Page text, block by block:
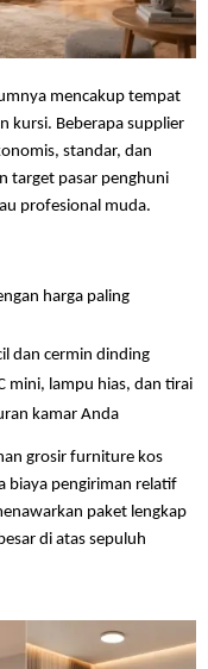
mencakup tempat
kursi. Beberapa supplier
standar, dan
target pasar penghuni
profesional muda.
harga paling
dan cermin dinding
mini, lampu hias, dan tirai
kamar Anda
grosir furniture kos
biaya pengiriman relatif
paket lengkap
di atas sepuluh